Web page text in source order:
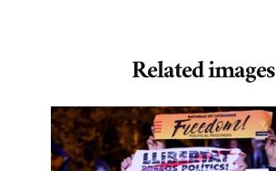
Related images